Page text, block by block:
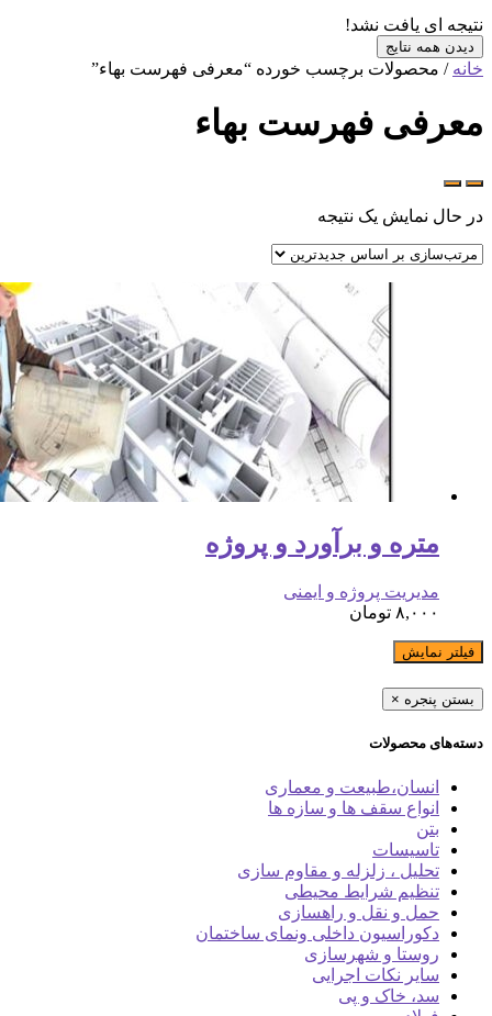
یافت نشد!
نتایج
برچسب خورده “معرفی فهرست بهاء”
فهرست بهاء
یک نتیجه
و برآورد و پروژه
پروژه و ایمنی
تومان
×
محصولات
و معماری
سقف ها و سازه ها
، زلزله و مقاوم سازی
شرایط محیطی
و نقل و راهسازی
داخلی ونمای ساختمان
و شهرسازی
نکات اجرایی
خاک و پی